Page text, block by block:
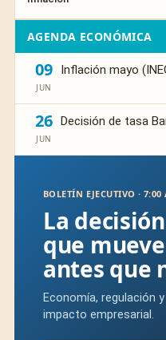
AGENDA ECONÓMICA
09
JUN
Inflación mayo
26
JUN
Decisión de tasa
BOLETÍN EJECUTIVO · 7:00
La
que
antes que
Economía, regulación
impacto empresarial.